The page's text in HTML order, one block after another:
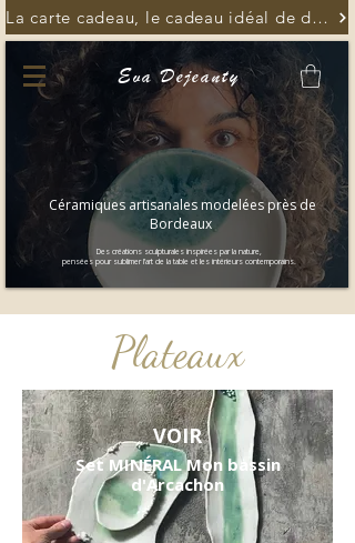
La carte cadeau, le cadeau idéal de dernière minute
Eva Dejeanty
Céramiques artisanales modelées près de
Bordeaux
Des créations sculpturales inspirées par la nature,
pensées pour sublimer l’art de la table et les intérieurs contemporains.
Plateaux
VOIR
Set MINÉRAL Mon bassin
d'Arcachon